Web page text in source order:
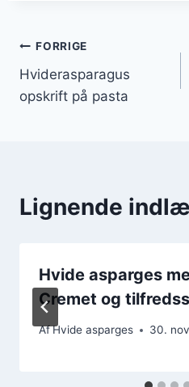
FORRIGE
Hviderasparagus
opskrift på pasta
Lignende
Hvide asparges
Cremet og
AfHvide asparges 30.